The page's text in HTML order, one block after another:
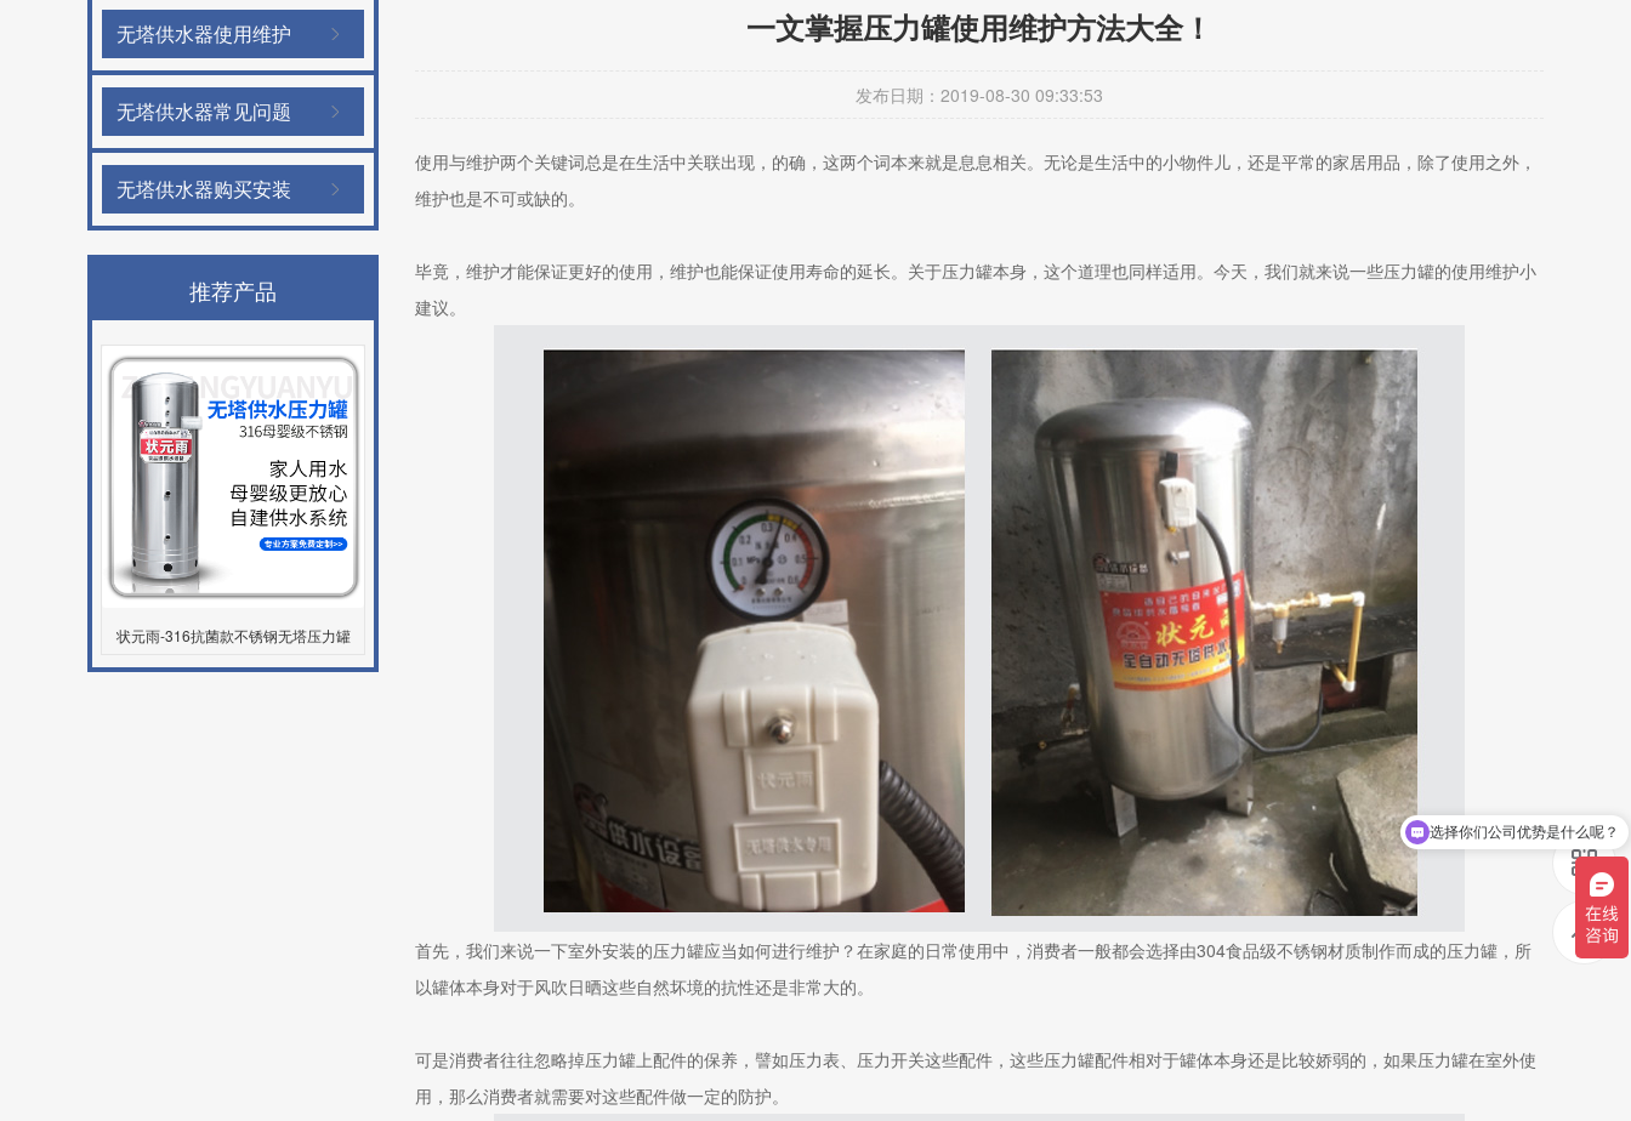
无塔供水器使用维护
无塔供水器常见问题
无塔供水器购买安装
推荐产品
状元雨-316抗菌款不锈钢无塔压力罐
一文掌握压力罐使用维护方法大全！
发布日期：2019-08-30 09:33:53
使用与维护两个关键词总是在生活中关联出现，的确，这两个词本来就是息息相关。无论是生活中的小物件儿，还是平常的家居用品，除了使用之外，
维护也是不可或缺的。
毕竟，维护才能保证更好的使用，维护也能保证使用寿命的延长。关于压力罐本身，这个道理也同样适用。今天，我们就来说一些压力罐的使用维护小
建议。
首先，我们来说一下室外安装的压力罐应当如何进行维护？在家庭的日常使用中，消费者一般都会选择由304食品级不锈钢材质制作而成的压力罐，所
以罐体本身对于风吹日晒这些自然坏境的抗性还是非常大的。
可是消费者往往忽略掉压力罐上配件的保养，譬如压力表、压力开关这些配件，这些压力罐配件相对于罐体本身还是比较娇弱的，如果压力罐在室外使
用，那么消费者就需要对这些配件做一定的防护。
现在有优惠活动吗